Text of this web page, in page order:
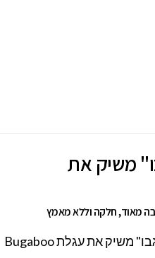
משיק את
מאוד, חלקה וללא מאמץ
מותג העל היוקרתי לעגלות תינוק "בוגבו" משיק את עגלת Bugaboo